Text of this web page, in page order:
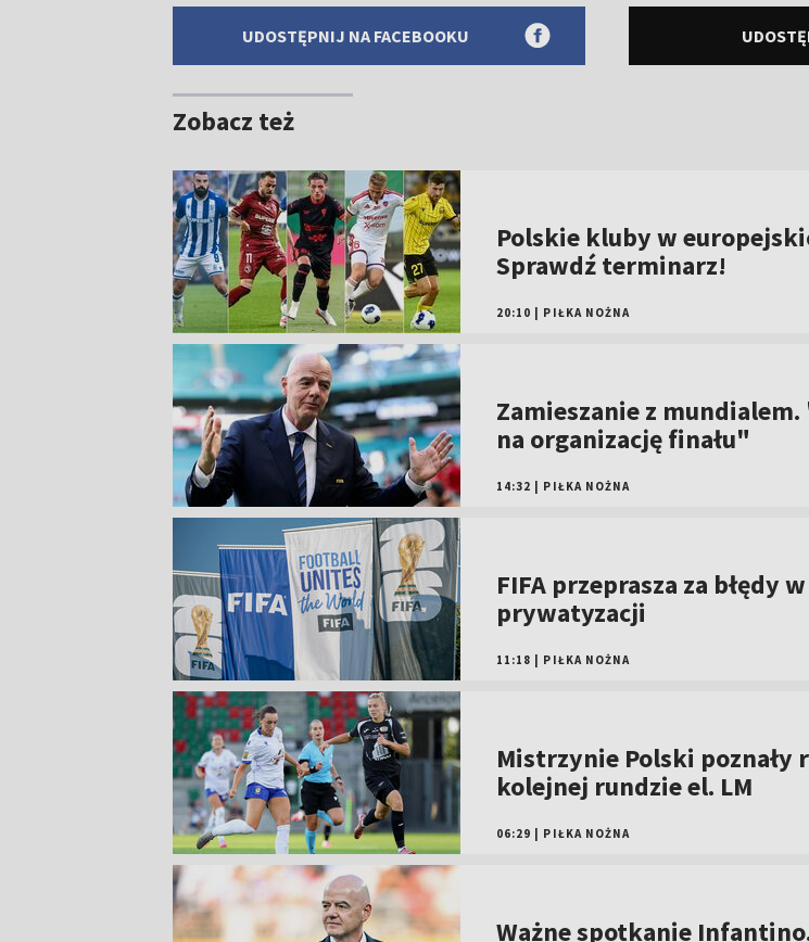
UDOSTĘPNIJ NA FACEBOOKU
Zobacz też
Polskie kluby w
Sprawdź terminarz!
20:10 PIŁKA NOŻNA
Zamieszanie z
na organizację finału"
14:32 PIŁKA NOŻNA
FIFA przeprasza za błędy
prywatyzacji
11:18 PIŁKA NOŻNA
Mistrzynie Polski poznały
kolejnej rundzie el. LM
06:29 PIŁKA NOŻNA
Ważne spotkanie